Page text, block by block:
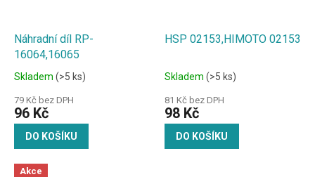
Náhradní díl RP-
16064,16065
Skladem (>5 ks)
79 Kč bez DPH
96 Kč
DO KOŠÍKU
HSP 02153,HIMOTO 02153
Skladem (>5 ks)
81 Kč bez DPH
98 Kč
DO KOŠÍKU
Akce